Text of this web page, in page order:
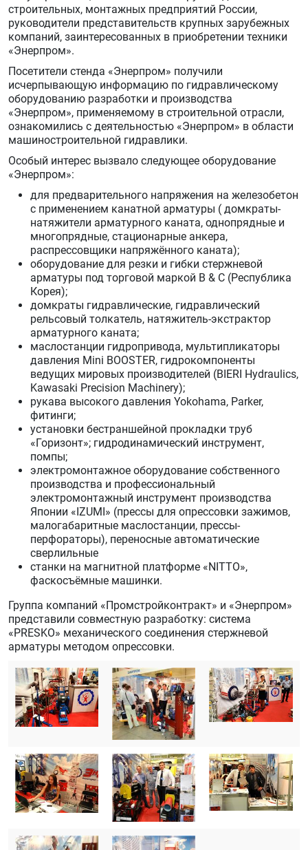
строительных, монтажных предприятий России,
руководители представительств крупных зарубежных
компаний, заинтересованных в приобретении техники
«Энерпром».
Посетители стенда «Энерпром» получили
исчерпывающую информацию по гидравлическому
оборудованию разработки и производства
«Энерпром», применяемому в строительной отрасли,
ознакомились с деятельностью «Энерпром» в области
машиностроительной гидравлики.
Особый интерес вызвало следующее оборудование
«Энерпром»:
для предварительного напряжения на железобетон
с применением канатной арматуры ( домкраты-
натяжители арматурного каната, однопрядные и
многопрядные, стационарные анкера,
распрессовщики напряжённого каната);
оборудование для резки и гибки стержневой
арматуры под торговой маркой В & С (Республика
Корея);
домкраты гидравлические, гидравлический
рельсовый толкатель, натяжитель-экстрактор
арматурного каната;
маслостанции гидропривода, мультипликаторы
давления Mini BOOSTER, гидрокомпоненты
ведущих мировых производителей (BIERI Hydraulics,
Kawasaki Precision Machinery);
рукава высокого давления Yokohama, Parker,
фитинги;
установки бестраншейной прокладки труб
«Горизонт»; гидродинамический инструмент,
помпы;
электромонтажное оборудование собственного
производства и профессиональный
электромонтажный инструмент производства
Японии «IZUMI» (прессы для опрессовки зажимов,
малогабаритные маслостанции, прессы-
перфораторы), переносные автоматические
сверлильные
станки на магнитной платформе «NITTO»,
фаскосъёмные машинки.
Группа компаний «Промстройконтракт» и «Энерпром»
представили совместную разработку: система
«PRESKO» механического соединения стержневой
арматуры методом опрессовки.